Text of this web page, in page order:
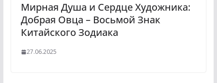
Мирная Душа и Сердце Художника:
Добрая Овца – Восьмой Знак
Китайского Зодиака
27.06.2025